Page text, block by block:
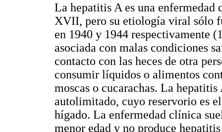
La hepatitis A es una enfermedad
XVII, pero su etiología viral sólo
en 1940 y 1944 respectivamente
asociada con malas condiciones
contacto con las heces de otra
consumir líquidos o alimentos
moscas o cucarachas. La
autolimitado, cuyo reservorio es
hígado. La enfermedad clínica
menor edad y no produce